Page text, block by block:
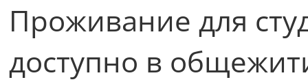
Проживание для
доступно в